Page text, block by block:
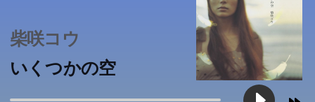
柴咲コウ
いくつかの空